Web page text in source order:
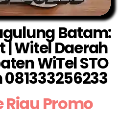
Batam:
| Witel Daerah
WiTel STO
Promo